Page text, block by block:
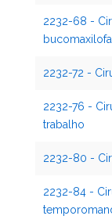
2232-68 -
2232-72 -
2232-76 -
trabalho
2232-80 -
2232-84 -